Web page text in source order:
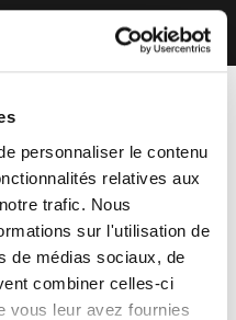
personnaliser le contenu
relatives aux
trafic. Nous
sur l'utilisation de
de médias sociaux, de
combiner celles-ci
vous leur avez fournies